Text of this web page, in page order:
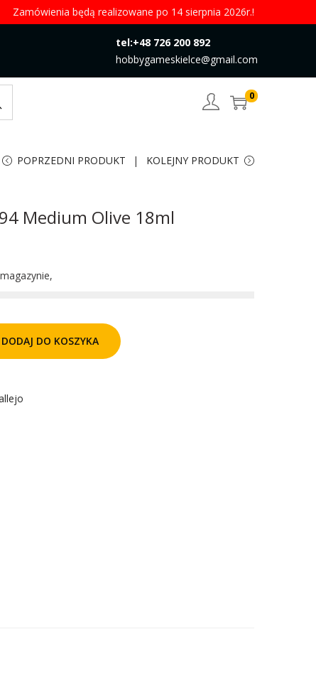
Zamówienia będą realizowane po 14 sierpnia 2026r.!
tel:+48 726 200 892
hobbygameskielce@gmail.com
0
POPRZEDNI PRODUKT KOLEJNY PRODUKT
Medium Olive 18ml
DODAJ DO KOSZYKA